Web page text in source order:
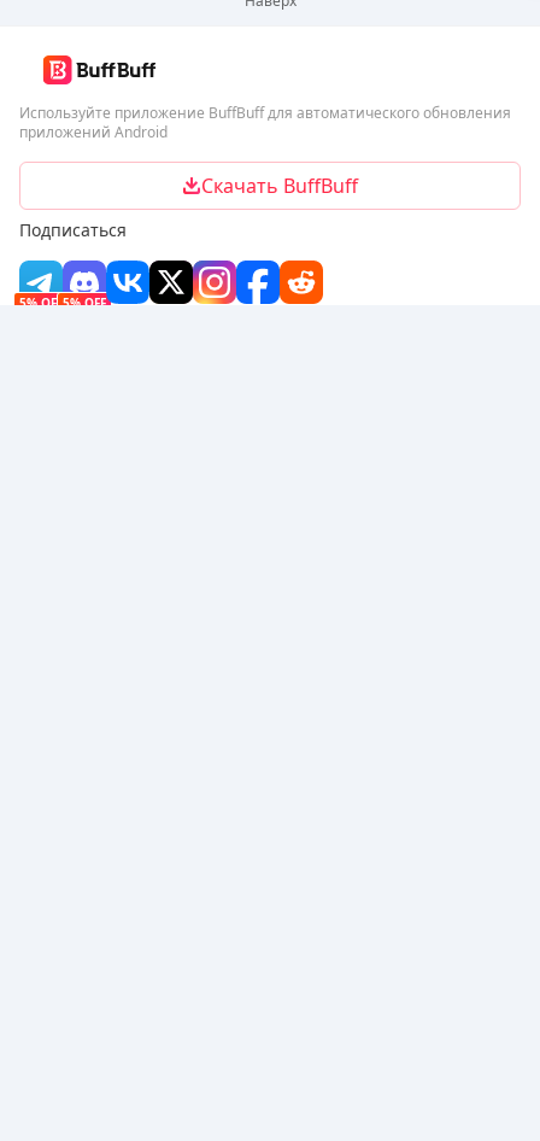
Используйте приложение BuffBuff для автоматического обновления
приложений Android
Скачать BuffBuff
Подписаться
5% OFF5% OFF